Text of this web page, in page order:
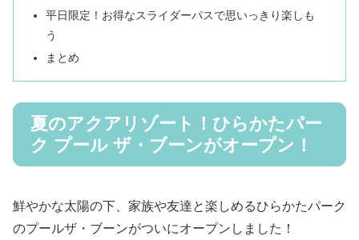
平日限定！お得なスライダーパスで思いっきり楽しも
う
まとめ
夏のアクアリゾート！ひらかたパー
ク プール ザ・ブーンがオープン！
鮮やかな太陽の下、家族や友達と楽しめるひらかたパーク
のプールザ・ブーンがついにオープンしました！